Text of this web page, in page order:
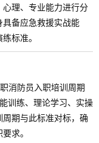
理、专业能力进行分
备应急救援实战能
标准。
消防员入职培训周期
训练、理论学习、实操
期与此标准对标，确
求。